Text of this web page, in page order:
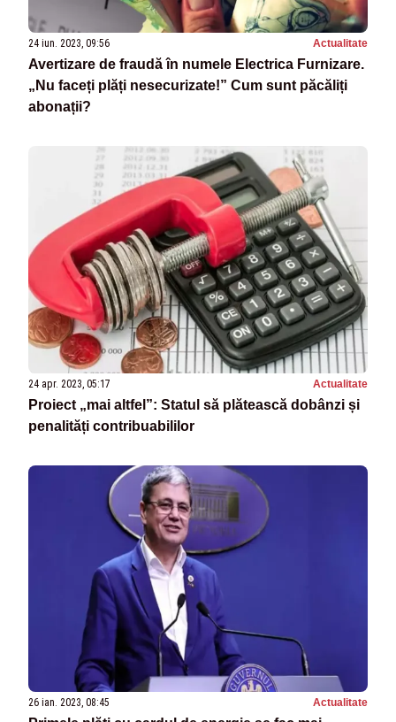
24 iun. 2023, 09:56 Actualitate
Avertizare de fraudă în numele Electrica Furnizare.
„Nu faceți plăți nesecurizate!” Cum sunt păcăliți
abonații?
24 apr. 2023, 05:17 Actualitate
Proiect „mai altfel”: Statul să plătească dobânzi și
penalități contribuabililor
26 ian. 2023, 08:45 Actualitate